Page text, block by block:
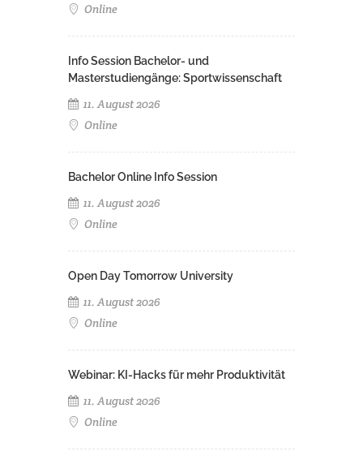
Online
Info Session Bachelor- und
Masterstudiengänge: Sportwissenschaft
11. August 2026
Online
Bachelor Online Info Session
11. August 2026
Online
Open Day Tomorrow University
11. August 2026
Online
Webinar: KI-Hacks für mehr Produktivität
11. August 2026
Online